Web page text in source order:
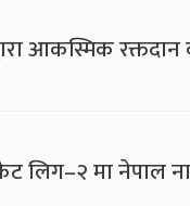
आकस्मिक
लिग–२ मा नेपाल